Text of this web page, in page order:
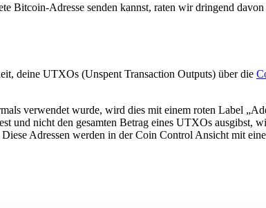
Bitcoin-Adresse senden kannst, raten wir dringend
deine UTXOs (Unspent Transaction Outputs) über die
verwendet wurde, wird dies mit einem roten Label
und nicht den gesamten Betrag eines UTXOs ausgibst,
Adressen werden in der Coin Control Ansicht mit